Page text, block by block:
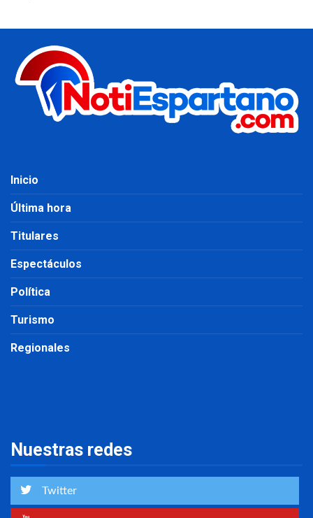
Inicio
Última hora
Titulares
Espectáculos
Política
Turismo
Regionales
Nuestras redes
Twitter